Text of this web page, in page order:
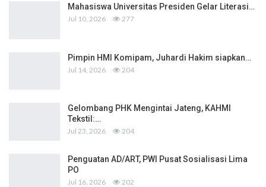
Mahasiswa Universitas Presiden Gelar Literasi…
Jul 10, 2026 277
Pimpin HMI Komipam, Juhardi Hakim siapkan…
Jul 14, 2026 204
Gelombang PHK Mengintai Jateng, KAHMI
Tekstil:…
Jul 23, 2026 204
Penguatan AD/ART, PWI Pusat Sosialisasi Lima
PO
Jul 16, 2026 202